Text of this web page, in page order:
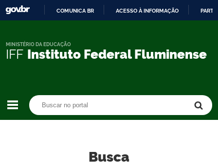
CONTEÚDO
COMUNICA BR ACESSO À INFORMAÇÃO
IFF Instituto Federal Fluminense
MINISTÉRIO DA EDUCAÇÃO
Busca